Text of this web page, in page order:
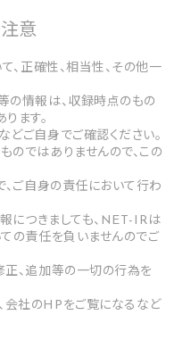
注意
、正確性、相当性、その他一
の情報は、収録時点のもの
ます。
ご自身でご確認ください。
のではありませんので、この
ご自身の責任において行わ
につきましても、NET-IRは
の責任を負いませんのでご
正、追加等の一切の行為を
会社のHPをご覧になるなど